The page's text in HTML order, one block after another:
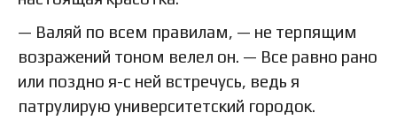
— Валяй по всем правилам, — не терпящим
возражений тоном велел он. — Все равно рано
или поздно я-с ней встречусь, ведь я
патрулирую университетский городок.